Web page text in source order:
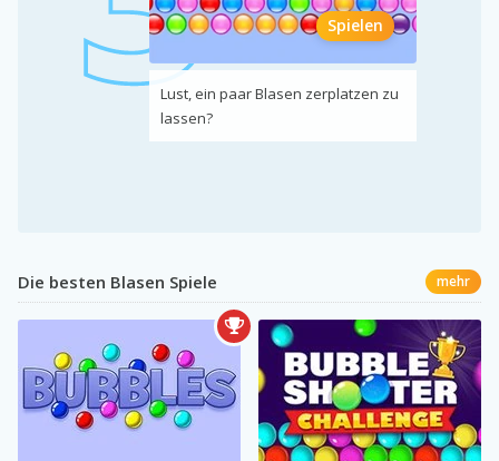
Spielen
Lust, ein paar Blasen zerplatzen zu
lassen?
Die besten Blasen Spiele mehr